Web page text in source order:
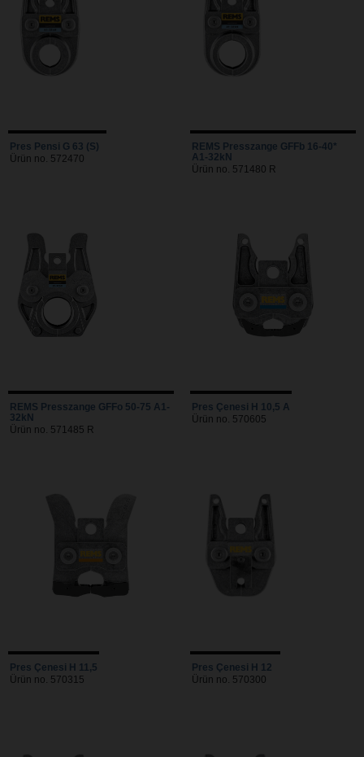
Pres Pensi G 63 (S)
Ürün no. 572470
REMS Presszange GFFb 16-40*
A1-32kN
Ürün no. 571480 R
REMS Presszange GFFo 50-75 A1-
32kN
Ürün no. 571485 R
Pres Çenesi H 10,5 A
Ürün no. 570605
Pres Çenesi H 11,5
Ürün no. 570315
Pres Çenesi H 12
Ürün no. 570300